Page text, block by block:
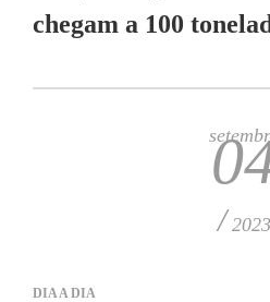
chegam a 100
/ 2023
DIA A DIA